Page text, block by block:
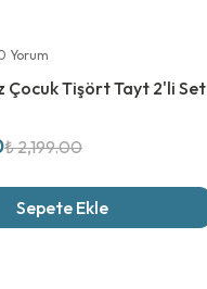
Yorum
Çocuk Tişört Tayt 2'li Set
₺ 2,199.00
Sepete Ekle